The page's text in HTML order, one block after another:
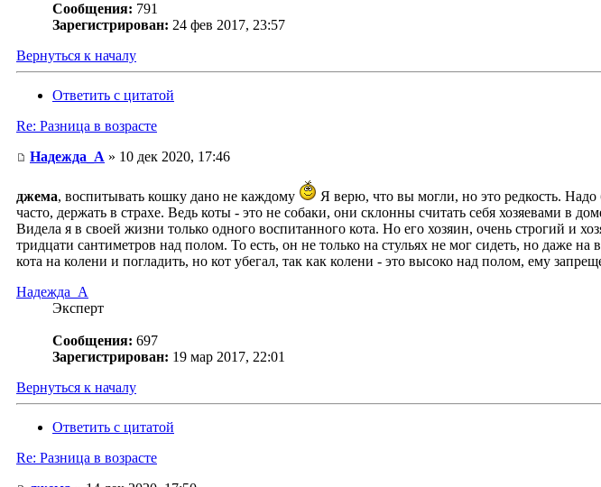
Сообщения: 791
Зарегистрирован: 24 фев 2017, 23:57
Вернуться к началу
Ответить с цитатой
Re: Разница в возрасте
Надежда_А » 10 дек 2020, 17:46
джема, воспитывать кошку дано не каждому
Я верю, что вы могли, но это редкость. Надо
часто, держать в страхе. Ведь коты - это не собаки, они склонны считать себя хозяевами в
Видела я в своей жизни только одного воспитанного кота. Но его хозяин, очень строгий и
тридцати сантиметров над полом. То есть, он не только на стульях не мог сидеть, но даже
кота на колени и погладить, но кот убегал, так как колени - это высоко над полом, ему
Надежда_А
Эксперт
Сообщения: 697
Зарегистрирован: 19 мар 2017, 22:01
Вернуться к началу
Ответить с цитатой
Re: Разница в возрасте